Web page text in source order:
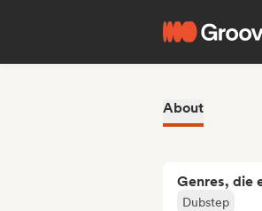
About
Genres, die
Dubstep